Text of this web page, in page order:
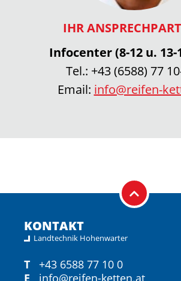
IHR
Infocenter (8-12 u. 13-
Tel.: +43 (6588) 77
Email: info@reifen-
KONTAKT
Landtechnik Hohenwarter
T
+43 6588 77 10 0